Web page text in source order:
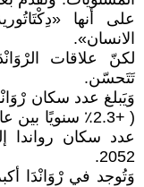
على أنها
الانسان».
لكنّ علاقات
تَتَحسّن.
2052.
وَتُوجد في رْوَانْدَا